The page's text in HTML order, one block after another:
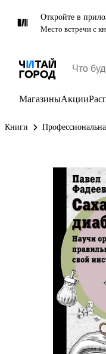
Откройте в
Место встречи с
МагазиныАкции
Книги